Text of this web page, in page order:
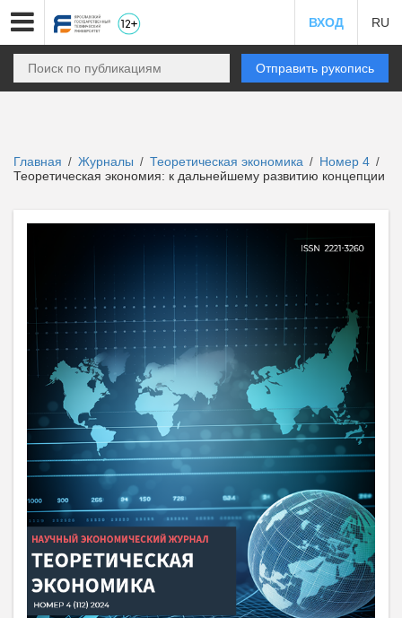
ВХОД RU
Отправить рукопись
Главная / Журналы / Теоретическая экономика / Номер 4 /
Теоретическая экономия: к дальнейшему развитию концепции